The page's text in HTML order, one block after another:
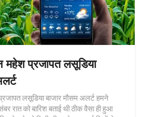
महेश प्रजापत लसूडिया
लसूडिया बाजार मौसम अलर्ट हमने
रात को बारिश बताई थी ठीक वैसा ही हुआ